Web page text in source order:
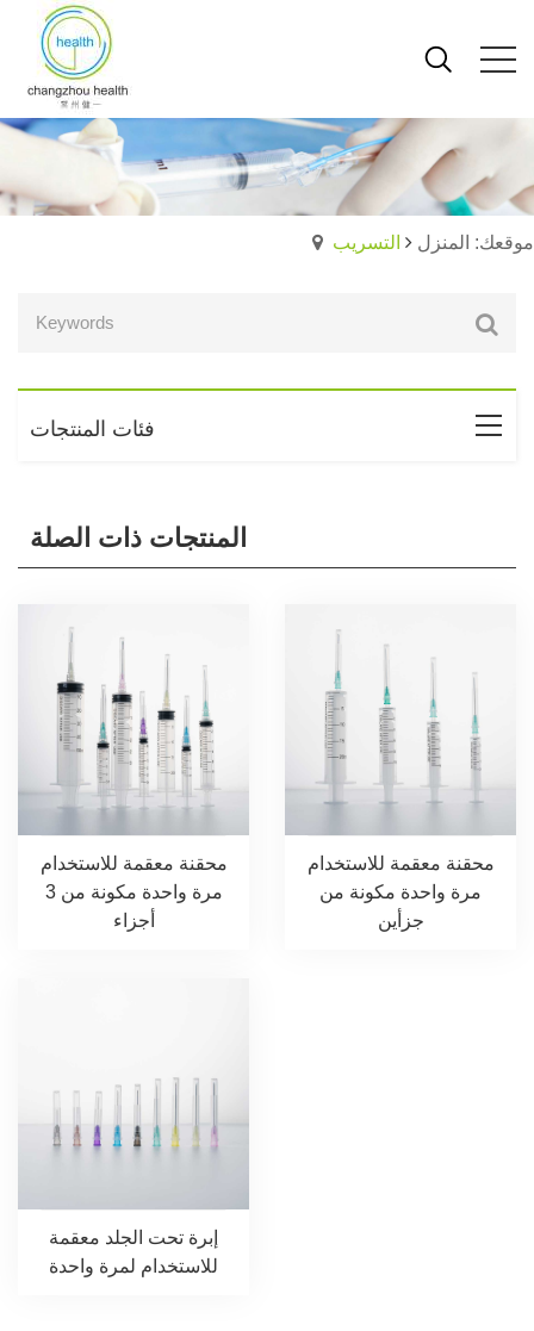
موقعك: المنزل التسريب
فئات المنتجات
المنتجات ذات الصلة
محقنة معقمة للاستخدام
مرة واحدة مكونة من 3
أجزاء
محقنة معقمة للاستخدام
مرة واحدة مكونة من
جزأين
إبرة تحت الجلد معقمة
للاستخدام لمرة واحدة